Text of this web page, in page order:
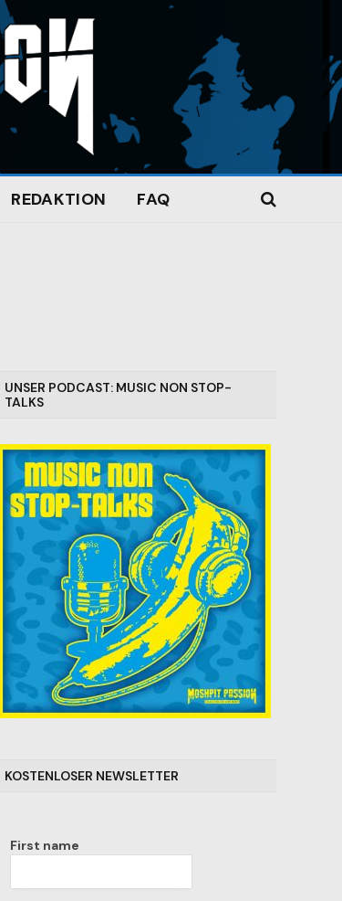
REDAKTION FAQ
UNSER PODCAST: MUSIC NON STOP-
TALKS
KOSTENLOSER NEWSLETTER
First name